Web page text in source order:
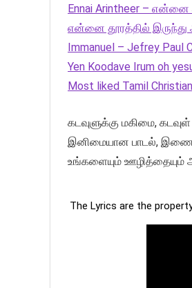
Ennai Arintheer – என்னை
என்னை தூரத்தில் இருந்து
Immanuel – Jefrey Paul
Yen Koodave Irum oh
Most liked Tamil
கடவுளுக்கு மகிமை,
இனிமையான பாடல்,
உங்களையும் ஊழித்தையும்
The Lyrics are the